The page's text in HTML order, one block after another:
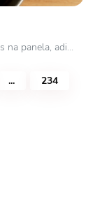
na panela, adi...
... 234